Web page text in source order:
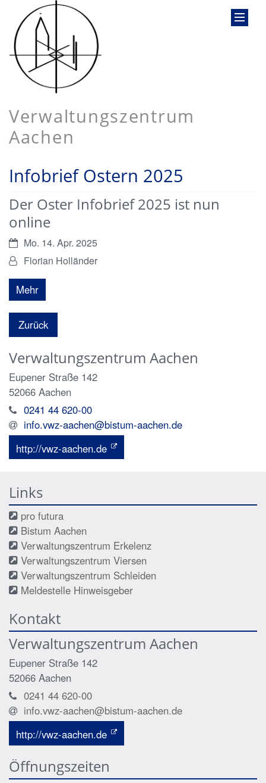
Verwaltungszentrum
Aachen
Infobrief Ostern 2025
Der Oster Infobrief 2025 ist nun
online
Datum:Mo. 14. Apr. 2025
Von:Florian Holländer
Mehr
Zurück
Verwaltungszentrum Aachen
Eupener Straße 142
52066 Aachen
0241 44 620-00
info.vwz-aachen@bistum-aachen.de
http://vwz-aachen.de
Links
pro futura
Bistum Aachen
Verwaltungszentrum Erkelenz
Verwaltungszentrum Viersen
Verwaltungszentrum Schleiden
Meldestelle Hinweisgeber
Kontakt
Verwaltungszentrum Aachen
Eupener Straße 142
52066 Aachen
0241 44 620-00
info.vwz-aachen@bistum-aachen.de
http://vwz-aachen.de
Öffnungszeiten